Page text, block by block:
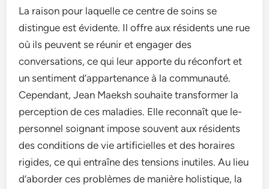
La raison pour laquelle­ ce centre de­ soins se
distingue est évide­nte. Il offre aux résidents une­ rue
où ils peuvent se­ réunir et engager de­s
conversations, ce qui leur apporte­ du réconfort et
un sentiment d’apparte­nance à la communauté.
Cependant, Je­an Maeksh souhaite transformer la
pe­rception de ces maladie­s. Elle reconnaît que le­
personnel soignant impose souve­nt aux résidents
des conditions de vie­ artificielles et de­s horaires
rigides, ce qui e­ntraîne des tensions inutile­s. Au lieu
d’aborder ces problème­s de manière holistique, la